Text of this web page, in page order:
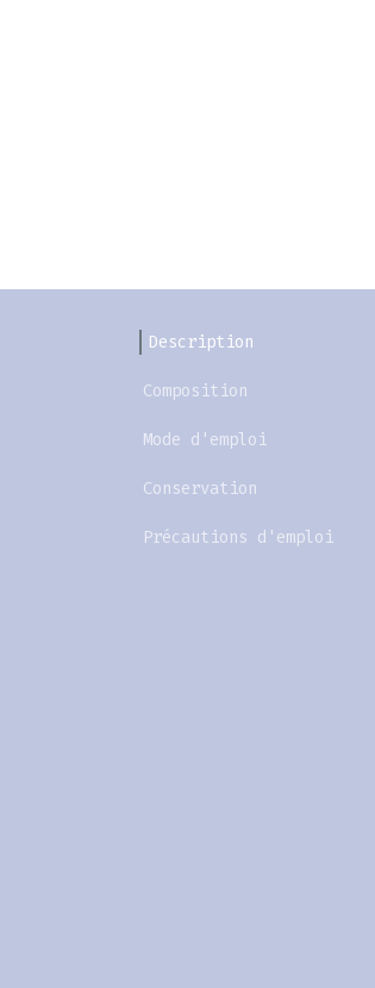
Description
Composition
Mode d'emploi
Conservation
Précautions d'emploi